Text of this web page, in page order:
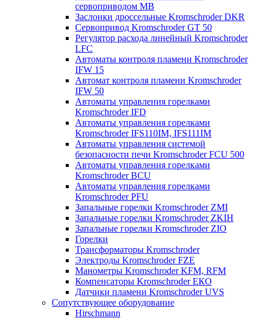
сервоприводом МВ
Заслонки дроссельные Kromschroder DKR
Cервопривод Kromschroder GT 50
Регулятор расхода линейный Kromschroder
LFC
Автоматы контроля пламени Kromschroder
IFW 15
Автомат контроля пламени Kromschroder
IFW 50
Автоматы управления горелками
Kromschroder IFD
Автоматы управления горелками
Kromschroder IFS110IM, IFS111IM
Автоматы управления системой
безопасности печи Kromschroder FCU 500
Автоматы управления горелками
Kromschroder BCU
Автоматы управления горелками
Kromschroder PFU
Запальные горелки Kromschroder ZМI
Запальные горелки Kromschroder ZKIH
Запальные горелки Kromschroder ZIO
Горелки
Трансформаторы Kromschroder
Электроды Kromschroder FZE
Манометры Kromschroder KFM, RFM
Компенсаторы Kromschroder ЕКО
Датчики пламени Kromschroder UVS
Сопутствующее оборудование
Hirschmann